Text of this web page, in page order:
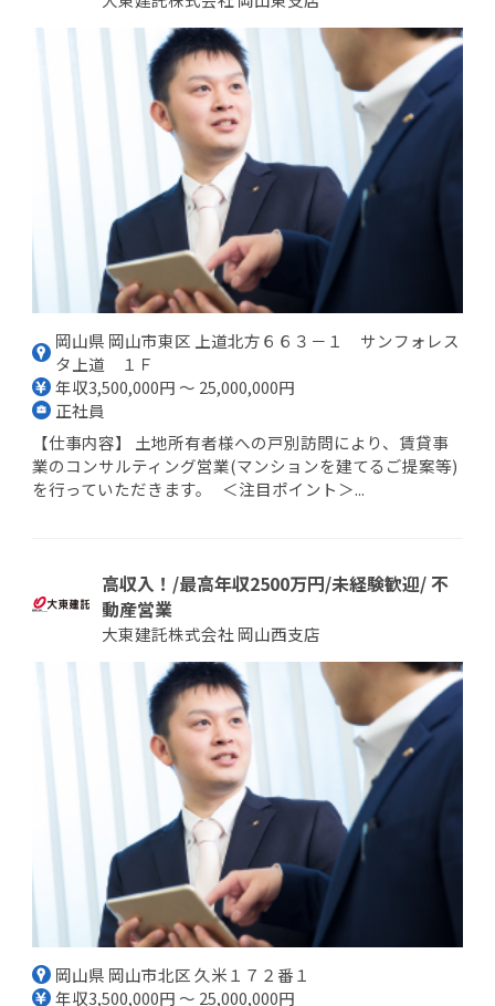
岡山県 岡山市東区 上道北方６６３－１ サンフォレス
タ上道 １Ｆ
年収3,500,000円 ～ 25,000,000円
正社員
【仕事内容】 土地所有者様への戸別訪問により、賃貸事
業のコンサルティング営業(マンションを建てるご提案等)
を行っていただきます。 ＜注目ポイント＞...
高収入！/最高年収2500万円/未経験歓迎/ 不
動産営業
大東建託株式会社 岡山西支店
岡山県 岡山市北区 久米１７２番１
年収3,500,000円 ～ 25,000,000円